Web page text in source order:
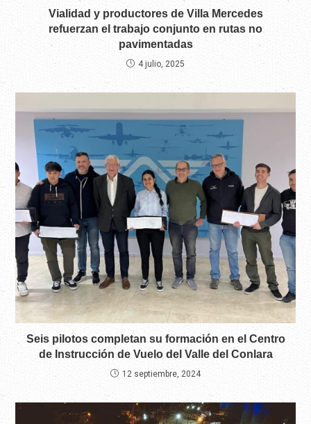
Vialidad y productores de Villa Mercedes
refuerzan el trabajo conjunto en rutas no
pavimentadas
4 julio, 2025
Seis pilotos completan su formación en el Centro
de Instrucción de Vuelo del Valle del Conlara
12 septiembre, 2024